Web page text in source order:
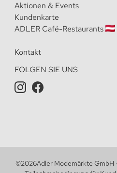
Aktionen & Events
Kundenkarte
ADLER Café-Restaurants
Kontakt
FOLGEN SIE UNS
©2026Adler Modemärkte GmbH ·